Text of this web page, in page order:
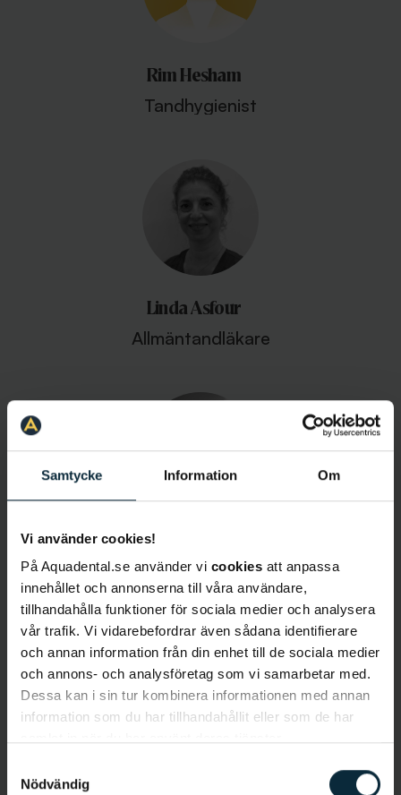
Samtycke Information Om
Vi använder cookies!
På Aquadental.se använder vi cookies att anpassa
innehållet och annonserna till våra användare,
tillhandahålla funktioner för sociala medier och analysera
vår trafik. Vi vidarebefordrar även sådana identifierare
och annan information från din enhet till de sociala medier
och annons- och analysföretag som vi samarbetar med.
Dessa kan i sin tur kombinera informationen med annan
information som du har tillhandahållit eller som de har
Nödvändig
Rim Hesham
Tandhygienist
Linda Asfour
Allmäntandläkare
Tandhygienist